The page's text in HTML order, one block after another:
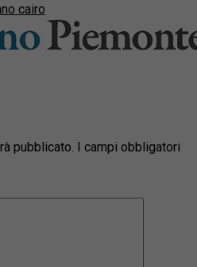
cairo
pubblicato.
I campi obbligatori